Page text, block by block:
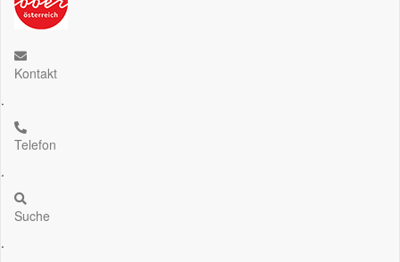
Kontakt
.
Telefon
.
Suche
.